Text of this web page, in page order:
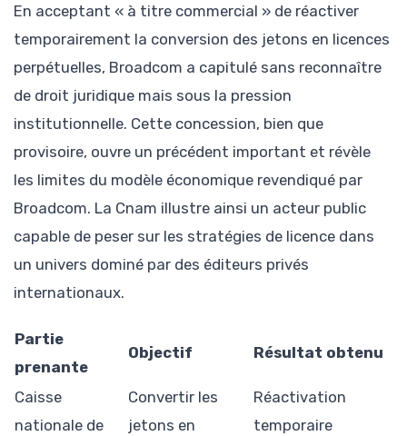
En acceptant « à titre commercial » de réactiver
temporairement la conversion des jetons en licences
perpétuelles, Broadcom a capitulé sans reconnaître
de droit juridique mais sous la pression
institutionnelle. Cette concession, bien que
provisoire, ouvre un précédent important et révèle
les limites du modèle économique revendiqué par
Broadcom. La Cnam illustre ainsi un acteur public
capable de peser sur les stratégies de licence dans
un univers dominé par des éditeurs privés
internationaux.
Partie
prenante
Objectif Résultat obtenu
Caisse
nationale de
Convertir les
jetons en
Réactivation
temporaire